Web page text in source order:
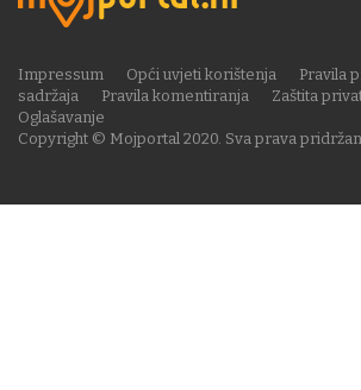
Copyright © Mojportal 2020. Sva prava
Impressum Opći uvjeti korištenja
Pravila
sadržaja
Pravila komentiranja Zaštita
Oglašavanje